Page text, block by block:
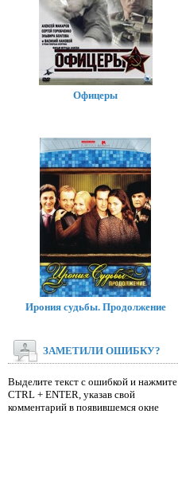
Офицеры
Ирония судьбы. Продолжение
ЗАМЕТИЛИ ОШИБКУ?
Выделите текст с ошибкой и нажмите
CTRL + ENTER, указав свой
комментарий в появившемся окне